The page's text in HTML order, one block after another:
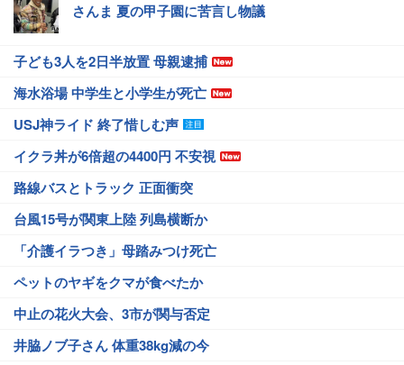
さんま 夏の甲子園に苦言し物議
子ども3人を2日半放置 母親逮捕
海水浴場 中学生と小学生が死亡
USJ神ライド 終了惜しむ声
イクラ丼が6倍超の4400円 不安視
路線バスとトラック 正面衝突
台風15号が関東上陸 列島横断か
「介護イラつき」母踏みつけ死亡
ペットのヤギをクマが食べたか
中止の花火大会、3市が関与否定
井脇ノブ子さん 体重38kg減の今